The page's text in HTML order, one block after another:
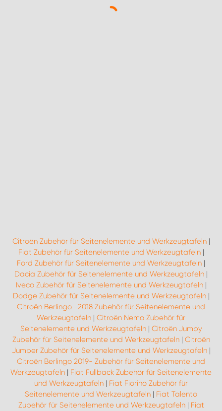
Citroën Zubehör für Seitenelemente und Werkzeugtafeln|
Fiat Zubehör für Seitenelemente und Werkzeugtafeln|
Ford Zubehör für Seitenelemente und Werkzeugtafeln |
Dacia Zubehör für Seitenelemente und Werkzeugtafeln |
Iveco Zubehör für Seitenelemente und Werkzeugtafeln|
Dodge Zubehör für Seitenelemente und Werkzeugtafeln|
Citroën Berlingo -2018 Zubehör für Seitenelemente und
Werkzeugtafeln | Citroën Nemo Zubehör für
Seitenelemente und Werkzeugtafeln| Citroën Jumpy
Zubehör für Seitenelemente und Werkzeugtafeln| Citroën
Jumper Zubehör für Seitenelemente und Werkzeugtafeln|
Citroën Berlingo 2019- Zubehör für Seitenelemente und
Werkzeugtafeln | Fiat Fullback Zubehör für Seitenelemente
und Werkzeugtafeln | Fiat Fiorino Zubehör für
Seitenelemente und Werkzeugtafeln | Fiat Talento
Zubehör für Seitenelemente und Werkzeugtafeln| Fiat